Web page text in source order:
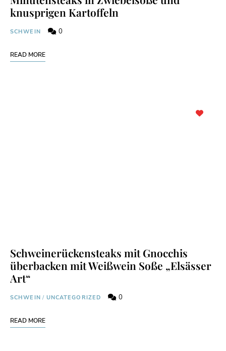
knusprigen Kartoffeln
SCHWEIN 0
READ MORE
Schweinerückensteaks mit Gnocchis
überbacken mit Weißwein Soße „Elsässer
Art“
SCHWEIN / UNCATEGORIZED 0
READ MORE